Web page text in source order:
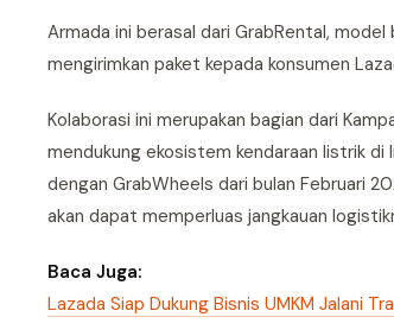
Armada ini berasal dari GrabRental,
mengirimkan paket kepada konsumen
Kolaborasi ini merupakan bagian dari
mendukung ekosistem kendaraan listrik
dengan GrabWheels dari bulan Februari
akan dapat memperluas jangkauan
Baca Juga:
Lazada Siap Dukung Bisnis UMKM Jalani